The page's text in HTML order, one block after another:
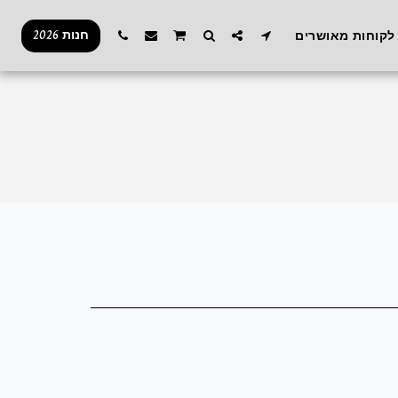
לקוחות מאושרים חנות 2026